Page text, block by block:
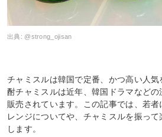
出典: @strong_ojisan
チャミスルは韓国で定番、かつ高い人
酎チャミスルは近年、韓国ドラマなどの
販売されています。この記事では、若
レンジについてや、チャミスルを振っ
します。